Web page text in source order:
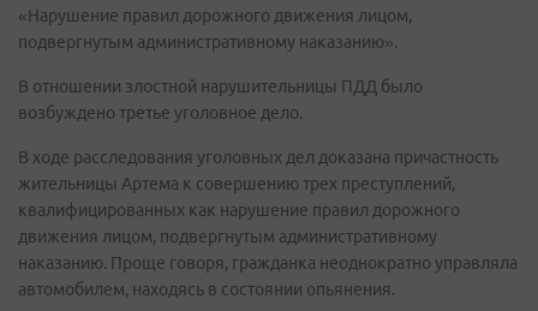
«Нарушение правил дорожного движения лицом,
подвергнутым административному наказанию».
В отношении злостной нарушительницы ПДД было
возбуждено третье уголовное дело.
В ходе расследования уголовных дел доказана причастность
жительницы Артема к совершению трех преступлений,
квалифицированных как нарушение правил дорожного
движения лицом, подвергнутым административному
наказанию. Проще говоря, гражданка неоднократно управляла
автомобилем, находясь в состоянии опьянения.